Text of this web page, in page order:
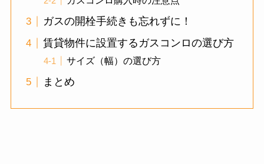
ガスの開栓手続きも忘れずに！
賃貸物件に設置するガスコンロの選び方
サイズ（幅）の選び方
まとめ